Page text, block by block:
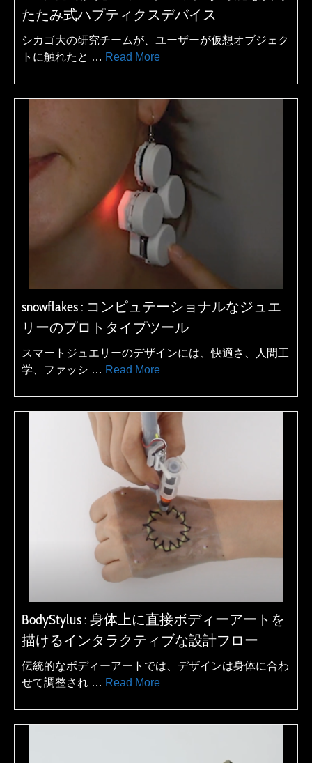
たたみ式ハプティクスデバイス
シカゴ大の研究チームが、ユーザーが仮想オブジェク
トに触れたと … Read More
snowflakes : コンピュテーショナルなジュエ
リーのプロトタイプツール
スマートジュエリーのデザインには、快適さ、人間工
学、ファッシ … Read More
BodyStylus : 身体上に直接ボディーアートを
描けるインタラクティブな設計フロー
伝統的なボディーアートでは、デザインは身体に合わ
せて調整され … Read More